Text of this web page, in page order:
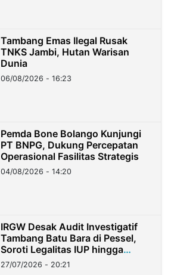
Tambang Emas Ilegal Rusak
TNKS Jambi, Hutan Warisan
Dunia
06/08/2026 - 16:23
Pemda Bone Bolango Kunjungi
PT BNPG, Dukung Percepatan
Operasional Fasilitas Strategis
04/08/2026 - 14:20
IRGW Desak Audit Investigatif
Tambang Batu Bara di Pessel,
Soroti Legalitas IUP hingga
Stockpile
27/07/2026 - 20:21